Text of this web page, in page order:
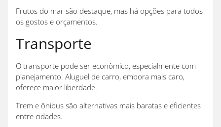
Frutos do mar são destaque, mas há opções para todos
os gostos e orçamentos.
Transporte
O transporte pode ser econômico, especialmente com
planejamento. Aluguel de carro, embora mais caro,
oferece maior liberdade.
Trem e ônibus são alternativas mais baratas e eficientes
entre cidades.